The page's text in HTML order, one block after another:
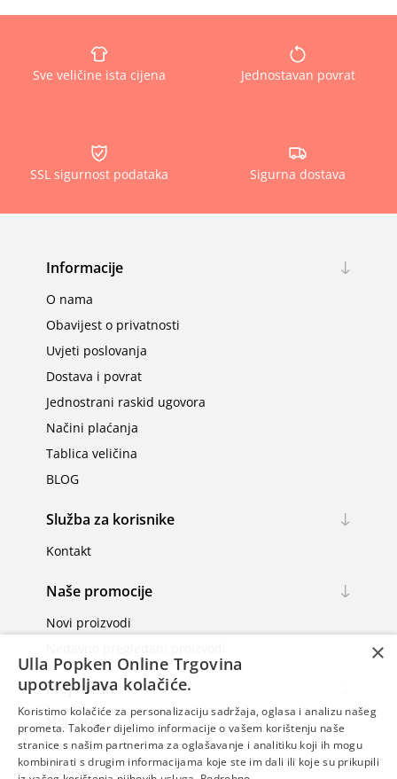
Sve veličine ista cijena Jednostavan povrat
SSL sigurnost podataka Sigurna dostava
Informacije
O nama
Obavijest o privatnosti
Uvjeti poslovanja
Dostava i povrat
Jednostrani raskid ugovora
Načini plaćanja
Tablica veličina
BLOG
Služba za korisnike
Kontakt
Naše promocije
Novi proizvodi
Moj račun
Moj račun
Narudžbe
Adrese
×
Ulla Popken Online Trgovina
upotrebljava kolačiće.
Koristimo kolačiće za personalizaciju sadržaja, oglasa i analizu našeg
prometa. Također dijelimo informacije o vašem korištenju naše
stranice s našim partnerima za oglašavanje i analitiku koji ih mogu
kombinirati s drugim informacijama koje ste im dali ili koje su prikupili